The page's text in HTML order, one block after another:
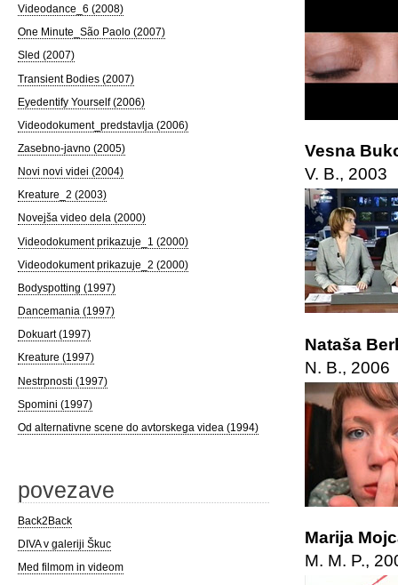
Vesna
V. B., 2003
Nataša
N. B., 2006
Marija
M. M. P.,
Videodance_6 (2008)
One Minute_São Paolo (2007)
Sled (2007)
Transient Bodies (2007)
Eyedentify Yourself (2006)
Videodokument_predstavlja (2006)
Zasebno-javno (2005)
Novi novi videi (2004)
Kreature_2 (2003)
Novejša video dela (2000)
Videodokument prikazuje_1 (2000)
Videodokument prikazuje_2 (2000)
Bodyspotting (1997)
Dancemania (1997)
Dokuart (1997)
Kreature (1997)
Nestrpnosti (1997)
Spomini (1997)
Od alternativne scene do avtorskega videa (1994)
povezave
Back2Back
DIVA v galeriji Škuc
Med filmom in videom